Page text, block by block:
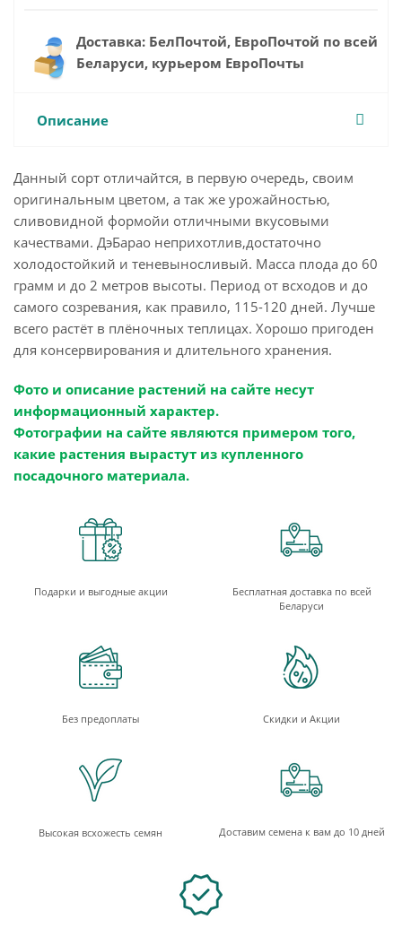
Доставка: БелПочтой, ЕвроПочтой по всей
Беларуси, курьером ЕвроПочты
Описание
Данный сорт отличайтся, в первую очередь, своим
оригинальным цветом, а так же урожайностью,
сливовидной формойи отличными вкусовыми
качествами. ДэБарао неприхотлив,достаточно
холодостойкий и теневыносливый. Масса плода до 60
грамм и до 2 метров высоты. Период от всходов и до
самого созревания, как правило, 115-120 дней. Лучше
всего растёт в плёночных теплицах. Хорошо пригоден
для консервирования и длительного хранения.
Фото и описание растений на сайте несут
информационный характер.
Фотографии на сайте являются примером того,
какие растения вырастут из купленного
посадочного материала.
Подарки и выгодные акции
Бесплатная доставка по всей
Беларуси
Без предоплаты Скидки и Акции
Высокая всхожесть семян Доставим семена к вам до 10 дней